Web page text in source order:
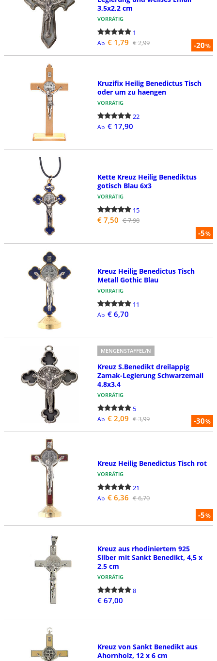
-20%
3,5x2,2 cm
VORRÄTIG
1
Ab € 1,79 € 2,99
Kruzifix Heilig Benedictus Tisch
oder um zu haengen
VORRÄTIG
22
Ab € 17,90
-5%
Kette Kreuz Heilig Benediktus
gotisch Blau 6x3
VORRÄTIG
15
€ 7,50 € 7,90
Kreuz Heilig Benedictus Tisch
Metall Gothic Blau
VORRÄTIG
11
Ab € 6,70
-30%
MENGENSTAFFEL/N
Kreuz S.Benedikt dreilappig
Zamak-Legierung Schwarzemail
4.8x3.4
VORRÄTIG
5
Ab € 2,09 € 3,99
-5%
Kreuz Heilig Benedictus Tisch rot
VORRÄTIG
21
Ab € 6,36 € 6,70
Kreuz aus rhodiniertem 925
Silber mit Sankt Benedikt, 4,5 x
2,5 cm
VORRÄTIG
8
€ 67,00
Kreuz von Sankt Benedikt aus
Ahornholz, 12 x 6 cm